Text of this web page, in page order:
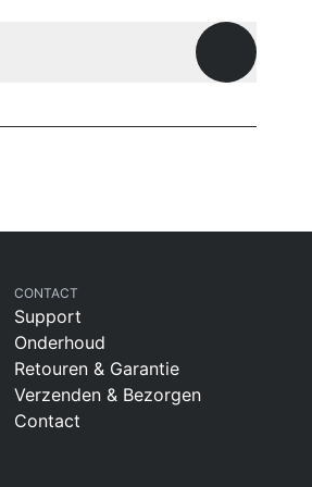
Openen
CONTACT
Support
Onderhoud
Retouren & Garantie
Verzenden & Bezorgen
Contact